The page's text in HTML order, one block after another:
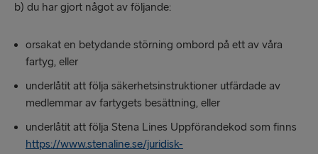
b) du har gjort något av följande:
orsakat en betydande störning ombord på ett av våra
fartyg, eller
underlåtit att följa säkerhetsinstruktioner utfärdade av
medlemmar av fartygets besättning, eller
underlåtit att följa Stena Lines Uppförandekod som finns
https://www.stenaline.se/juridisk-